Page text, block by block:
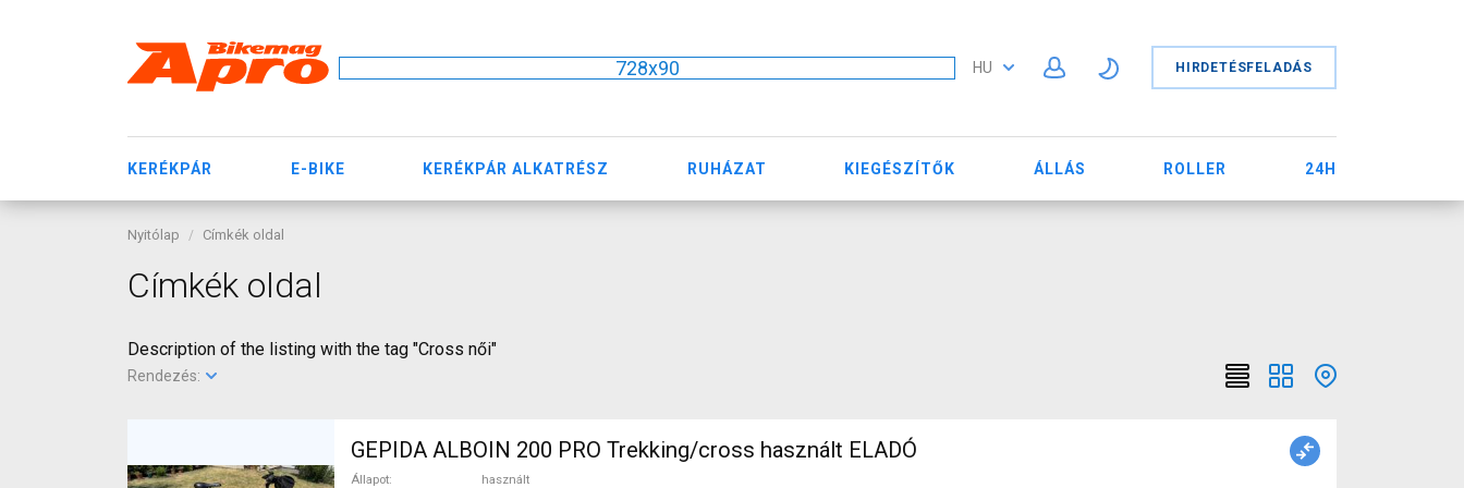
728x90 HU HIRDETÉSFELADÁS
KERÉKPÁR E-BIKE KERÉKPÁR ALKATRÉSZ RUHÁZAT KIEGÉSZÍTŐK ÁLLÁS ROLLER 24H
Nyitólap Címkék oldal
Címkék oldal
Description of the listing with the tag "Cross női"
Rendezés:
GEPIDA ALBOIN 200 PRO Trekking/cross használt ELADÓ
Állapot használt